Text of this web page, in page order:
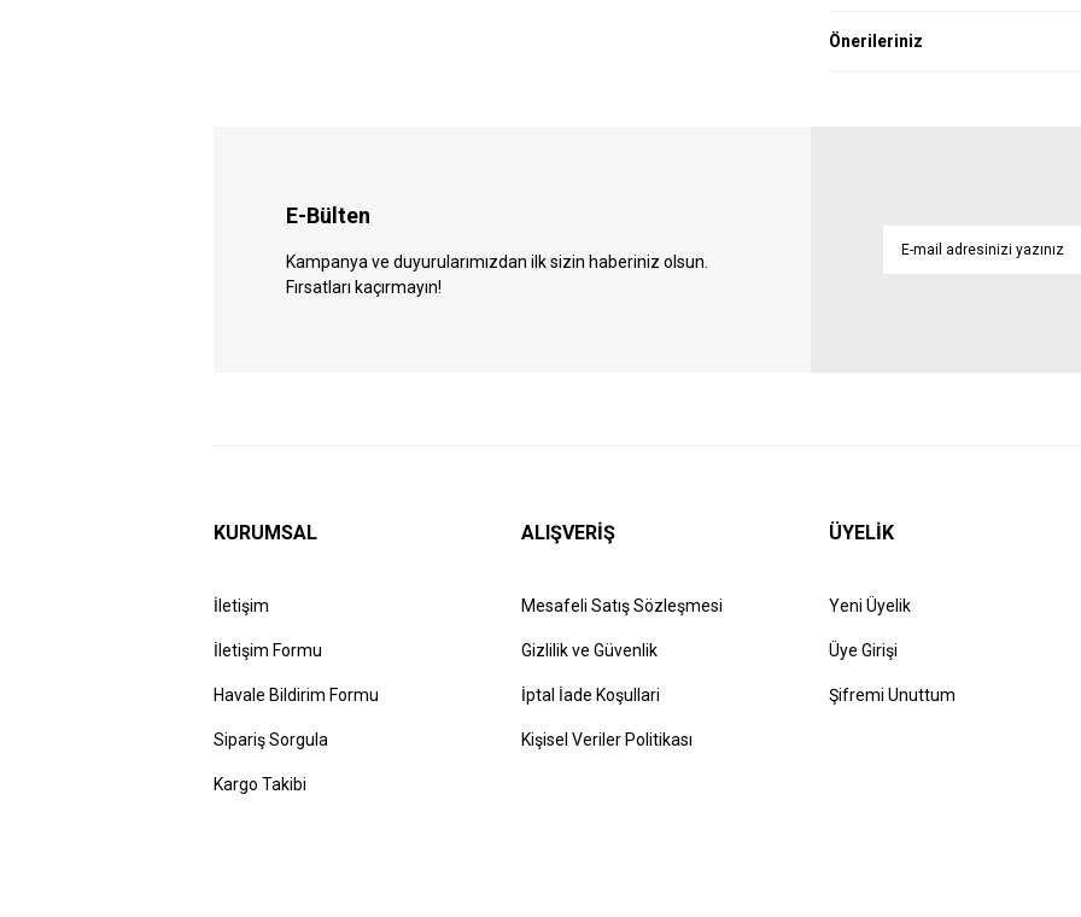
Önerileriniz
E-Bülten
Kampanya ve duyurularımızdan ilk sizin haberiniz olsun.
Fırsatları kaçırmayın!
KURUMSAL
İletişim
İletişim Formu
Havale Bildirim Formu
Sipariş Sorgula
Kargo Takibi
ALIŞVERİŞ
Mesafeli Satış Sözleşmesi
Gizlilik ve Güvenlik
İptal İade Koşullari
Kişisel Veriler Politikası
ÜYELİK
Yeni Üyelik
Üye Girişi
Şifremi Unuttum